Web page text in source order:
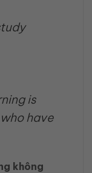
is
have
không